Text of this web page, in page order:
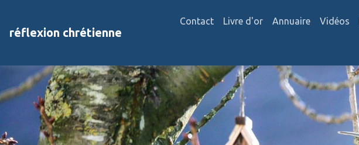
réflexion chrétienne
Contact Livre d'or Annuaire Vidéos